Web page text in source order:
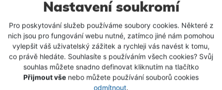
Nastavení soukromí
Pro poskytování služeb používáme soubory cookies. Některé z
nich jsou pro fungování webu nutné, zatímco jiné nám pomohou
vylepšit váš uživatelský zážitek a rychleji vás navést k tomu,
co právě hledáte. Souhlasíte s používáním všech cookies? Svůj
souhlas můžete snadno definovat kliknutím na tlačítko
Přijmout vše nebo můžete používání souborů cookies
odmítnout.
Sellior Wobler Shad Perch 8,8cm / 15g
Jeden ze základních vzorů woblerů, který by neměl
chybět v krabičce každého rybáře. Sellior Shad je
velmi oblíbená a účinná nástraha pro lov štik,